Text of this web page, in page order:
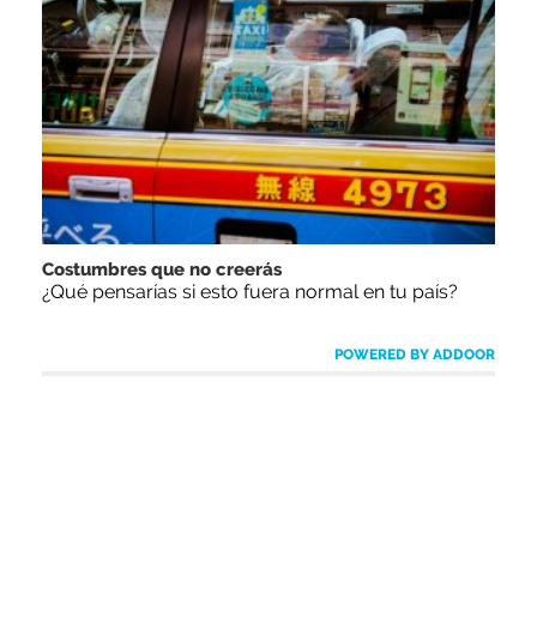
Costumbres que no creerás
¿Qué pensarías si esto fuera normal en tu país?
POWERED BY ADDOOR